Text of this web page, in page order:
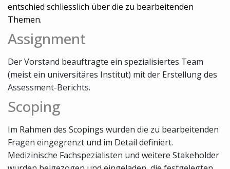
entschied schliesslich über die zu bearbeitenden
Themen.
Assignment
Der Vorstand beauftragte ein spezialisiertes Team
(meist ein universitäres Institut) mit der Erstellung des
Assessment-Berichts.
Scoping
Im Rahmen des Scopings wurden die zu bearbeitenden
Fragen eingegrenzt und im Detail definiert.
Medizinische Fachspezialisten und weitere Stakeholder